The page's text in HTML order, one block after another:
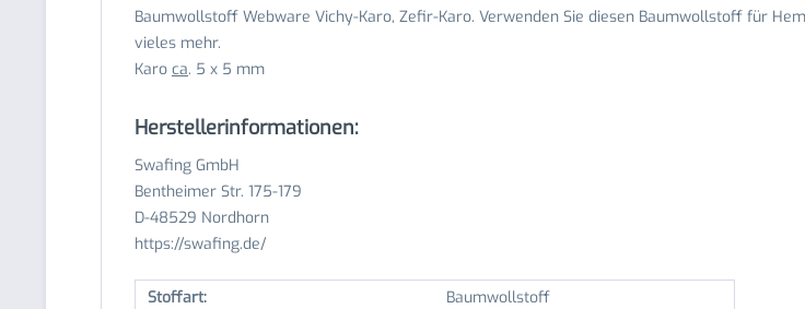
Baumwollstoff Webware Vichy-Karo, Zefir-Karo. Verwenden Sie diesen Baumwollstoff für
vieles mehr.
Karo ca. 5 x 5 mm
Herstellerinformationen:
Swafing GmbH
Bentheimer Str. 175-179
D-48529 Nordhorn
https://swafing.de/
Stoffart:
Baumwollstoff